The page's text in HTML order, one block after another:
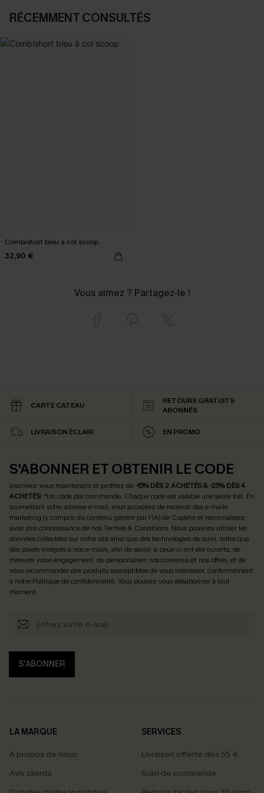
RÉCEMMENT CONSULTÉS
Combishort bleu à col scoop
32,90 €
Vous aimez ? Partagez-le !
CARTE CATEAU
RETOURS GRATUITS
ABONNÉS
LIVRAISON ÉCLAIR EN PROMO
S'ABONNER ET OBTENIR LE CODE
Inscrivez-vous maintenant et profitez de -15% DÈS 2 ACHETÉS & -25% DÈS 4
ACHETÉS! *Un code par commande. Chaque code est valable une seule fois. En
soumettant votre adresse e-mail, vous acceptez de recevoir des e-mails
marketing (y compris du contenu généré par l'IA) de Cupshe et reconnaissez
avoir pris connaissance de nosTermes & Conditions. Nous pouvons utiliser les
données collectées sur notre site ainsi que des technologies de suivi, telles que
des pixels intégrés à nos e-mails, afin de savoir si ceux-ci ont été ouverts, de
mesurer votre engagement, de personnaliser nos contenus et nos offres, et de
vous recommander des produits susceptibles de vous intéresser, conformément
à notre Politique de confidentialité. Vous pouvez vous désabonner à tout
moment.
S'ABONNER
LA MARQUE
À propos de nous
Avis clients
SERVICES
Livraison offerte dès 55 €
Suivi de commande